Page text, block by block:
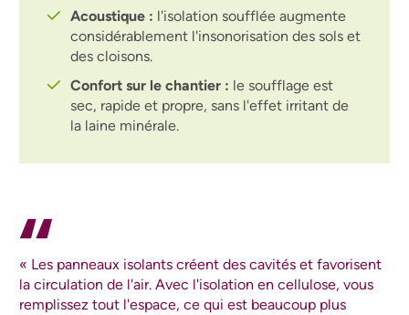
Acoustique : l'isolation soufflée augmente
considérablement l'insonorisation des sols et
des cloisons.
Confort sur le chantier : le soufflage est
sec, rapide et propre, sans l'effet irritant de
la laine minérale.
« Les panneaux isolants créent des cavités et favorisent
la circulation de l'air. Avec l'isolation en cellulose, vous
remplissez tout l'espace, ce qui est beaucoup plus